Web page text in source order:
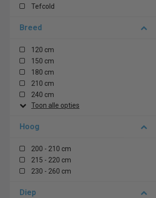
Tefcold
Breed
120 cm
150 cm
180 cm
210 cm
240 cm
Toon alle opties
Hoog
200 - 210 cm
215 - 220 cm
230 - 260 cm
Diep